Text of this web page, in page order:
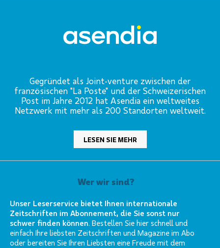
Gegründet als Joint-venture zwischen der
französischen "La Poste" und der Schweizerischen
Post im Jahre 2012 hat Asendia ein weltweites
Netzwerk mit mehr als 200 Standorten weltweit.
LESEN SIE MEHR
Wer wir sind?
Unser Leserservice bietet Ihnen internationale
Zeitschriften im Abonnement, die Sie sonst nur
schwer finden können. Bestellen Sie hier schnell und
einfach Ihre liebsten Zeitschriften und Magazine im Abo
oder bereiten Sie Ihren Liebsten eine Freude mit dem